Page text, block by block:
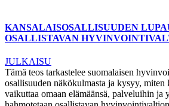
KANSALAISOSALLISUUDEN
OSALLISTAVAN
JULKAISU
Tämä teos tarkastelee suomalaisen
osallisuuden näkökulmasta ja kysyy, miten
vaikuttaa omaan elämäänsä, palveluihin ja